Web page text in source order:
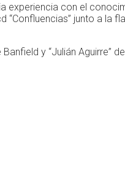
con el
junto a la
y “Julián Aguirre”